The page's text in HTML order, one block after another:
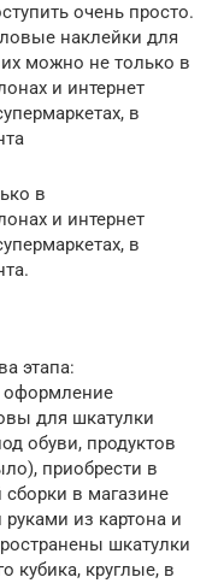
очень просто.
наклейки для
их можно не только в
и интернет
в
в
и интернет
в
этапа:
оформление
для шкатулки
обуви, продуктов
приобрести в
в магазине
из картона и
шкатулки
кубика, круглые, в